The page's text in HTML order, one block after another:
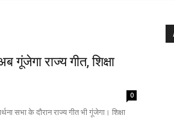
गूंजेगा राज्य गीत, शिक्षा
0
सभा के दौरान राज्य गीत भी गूंजेगा। शिक्षा